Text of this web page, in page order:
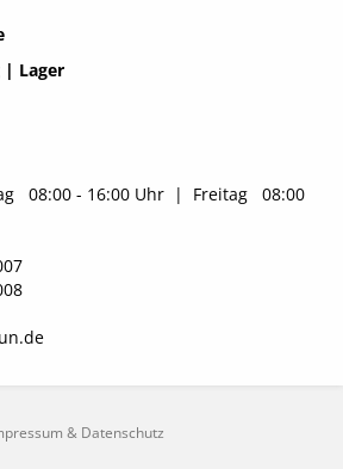
| Lager
Str. 19
Velten
08:00 - 16:00 Uhr | Freitag 08:00
& Datenschutz